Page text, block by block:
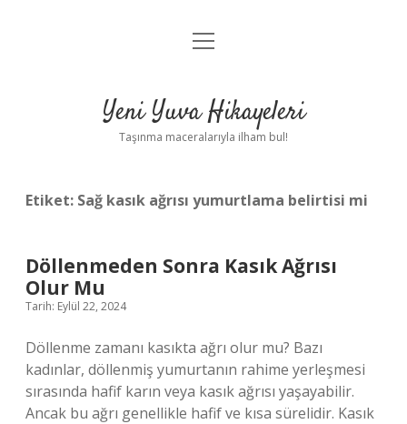
Anasayfa
Yasal Uyarı
menüyü
Yeni Yuva Hikayeleri
Taşınma maceralarıyla ilham bul!
Etiket: Sağ kasık ağrısı yumurtlama belirtisi mi
Döllenmeden Sonra Kasık Ağrısı
Olur Mu
Tarih: Eylül 22, 2024
Döllenme zamanı kasıkta ağrı olur mu? Bazı
kadınlar, döllenmiş yumurtanın rahime yerleşmesi
sırasında hafif karın veya kasık ağrısı yaşayabilir.
Ancak bu ağrı genellikle hafif ve kısa sürelidir. Kasık